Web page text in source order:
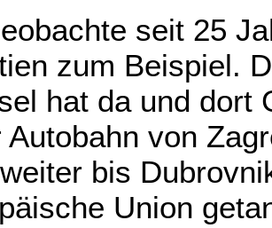
seit 25
zum Beispiel.
hat da und dort
Autobahn von
bis
Union